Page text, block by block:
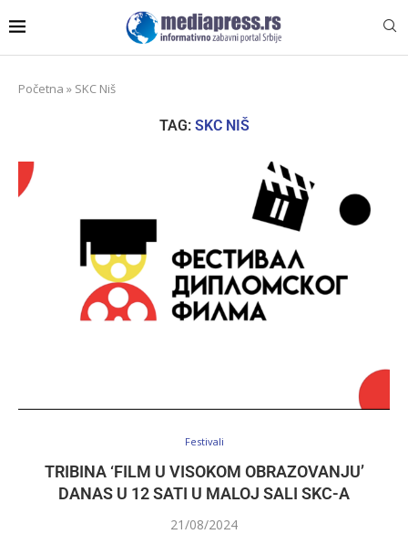
Početna » SKC Niš
TAG: SKC NIŠ
Festivali
TRIBINA ‘FILM U VISOKOM OBRAZOVANJU’
DANAS U 12 SATI U MALOJ SALI SKC-A
21/08/2024